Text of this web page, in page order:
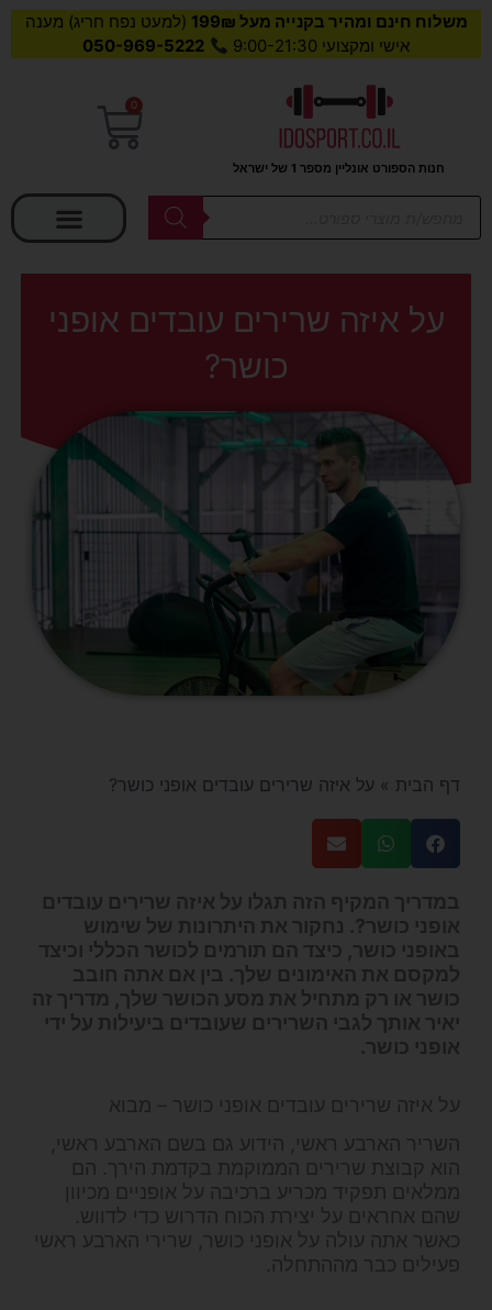
משלוח חינם ומהיר בקנייה מעל 199₪
(למעט נפח חריג) מענה
אישי ומקצועי 9:00-21:30
050-969-5222
חנות הספורט אונליין מספר 1 של ישראל
0
עגלת
Products
על איזה שרירים עובדים אופני
כושר?
דף הבית » על איזה שרירים עובדים אופני כושר?
במדריך המקיף הזה תגלו על איזה שרירים עובדים
אופני כושר?. נחקור את היתרונות של שימוש
באופני כושר, כיצד הם תורמים לכושר הכללי וכיצד
למקסם את האימונים שלך. בין אם אתה חובב
כושר או רק מתחיל את מסע הכושר שלך, מדריך זה
יאיר אותך לגבי השרירים שעובדים ביעילות על ידי
אופני כושר.
על איזה שרירים עובדים אופני כושר – מבוא
השריר הארבע ראשי, הידוע גם בשם הארבע ראשי,
הוא קבוצת שרירים הממוקמת בקדמת הירך. הם
ממלאים תפקיד מכריע ברכיבה על אופניים מכיוון
שהם אחראים על יצירת הכוח הדרוש כדי לדווש.
כאשר אתה עולה על אופני כושר, שרירי הארבע ראשי
פעילים כבר מההתחלה.